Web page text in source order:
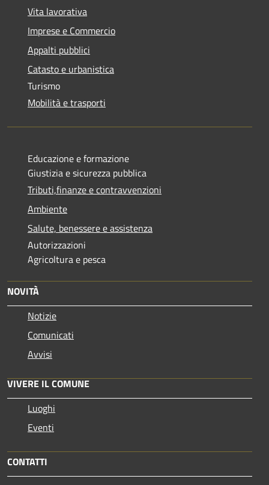
Vita lavorativa
Imprese e Commercio
Appalti pubblici
Catasto e urbanistica
Turismo
Mobilità e trasporti
Educazione e formazione
Giustizia e sicurezza pubblica
Tributi,finanze e contravvenzioni
Ambiente
Salute, benessere e assistenza
Autorizzazioni
Agricoltura e pesca
NOVITÀ
Notizie
Comunicati
Avvisi
VIVERE IL COMUNE
Luoghi
Eventi
CONTATTI